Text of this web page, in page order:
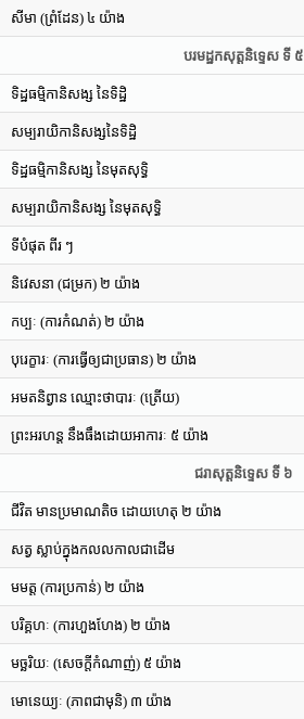
សីមា (ព្រំដែន) ៤ យ៉ាង
បរមដ្ឋកសុត្តនិទ្ទេស ទី ៥
ទិដ្ឋធម្មិកានិសង្ស នៃទិដ្ឋិ
សម្បរាយិកានិសង្សនៃទិដ្ឋិ
ទិដ្ឋធម្មិកានិសង្ស នៃមុតសុទ្ធិ
សម្បរាយិកានិសង្ស នៃមុតសុទ្ធិ
ទីបំផុត ពីរ ៗ
និវេសនា (ជម្រក) ២ យ៉ាង
កប្បៈ (ការកំណត់) ២ យ៉ាង
បុរេក្ខារៈ (ការធ្វើឲ្យជាប្រធាន) ២ យ៉ាង
អមតនិព្វាន ឈ្មោះថាបារៈ (ត្រើយ)
ព្រះអរហន្ត នឹងធឹងដោយអាការៈ ៥ យ៉ាង
ជរាសុត្តនិទ្ទេស ទី ៦
ជីវិត មានប្រមាណតិច ដោយហេតុ ២ យ៉ាង
សត្វ ស្លាប់ក្នុងកលលកាលជាដើម
មមត្ត (ការប្រកាន់) ២ យ៉ាង
បរិគ្គហៈ (ការហួងហែង) ២ យ៉ាង
មច្ឆរិយៈ (សេចក្តីកំណាញ់) ៥ យ៉ាង
មោនេយ្យៈ (ភាពជាមុនិ) ៣ យ៉ាង